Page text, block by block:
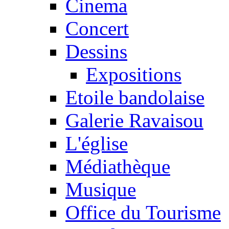
Cinema
Concert
Dessins
Expositions
Etoile bandolaise
Galerie Ravaisou
L'église
Médiathèque
Musique
Office du Tourisme